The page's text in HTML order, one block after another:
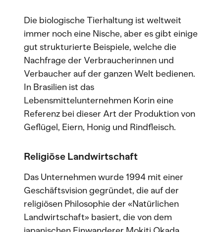
Die biologische Tierhaltung ist weltweit
immer noch eine Nische, aber es gibt einige
gut strukturierte Beispiele, welche die
Nachfrage der Verbraucherinnen und
Verbaucher auf der ganzen Welt bedienen.
In Brasilien ist das
Lebensmittelunternehmen Korin eine
Referenz bei dieser Art der Produktion von
Geflügel, Eiern, Honig und Rindfleisch.
Religiöse Landwirtschaft
Das Unternehmen wurde 1994 mit einer
Geschäftsvision gegründet, die auf der
religiösen Philosophie der «Natürlichen
Landwirtschaft» basiert, die von dem